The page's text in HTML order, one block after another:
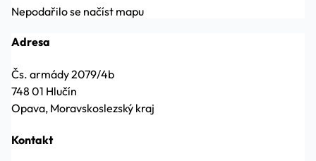
Nepodařilo se načíst mapu
Adresa
Čs. armády 2079/4b
748 01 Hlučín
Opava, Moravskoslezský kraj
Kontakt